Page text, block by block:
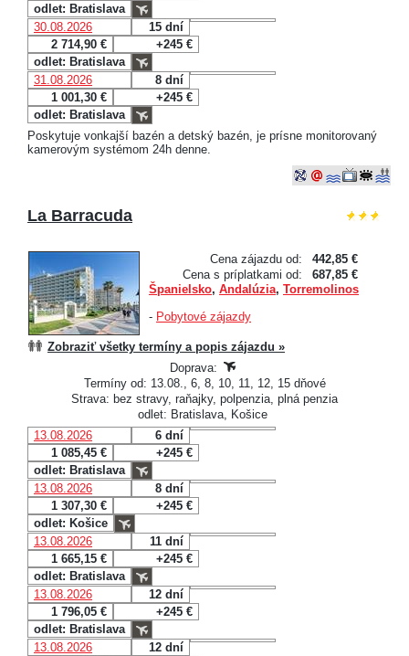
odlet: Bratislava
30.08.2026
15 dní
2 714,90 €
+245 €
odlet: Bratislava
31.08.2026
8 dní
1 001,30 €
+245 €
odlet: Bratislava
Poskytuje vonkajší bazén a detský bazén, je prísne monitorovaný
kamerovým systémom 24h denne.
La Barracuda
Cena zájazdu od:
442,85 €
Cena s príplatkami od:
687,85 €
Španielsko, Andalúzia, Torremolinos
- Pobytové zájazdy
Zobraziť všetky termíny a popis zájazdu »
Doprava:
Termíny od: 13.08., 6, 8, 10, 11, 12, 15 dňové
Strava: bez stravy, raňajky, polpenzia, plná penzia
odlet: Bratislava, Košice
13.08.2026
6 dní
1 085,45 €
+245 €
odlet: Bratislava
13.08.2026
8 dní
1 307,30 €
+245 €
odlet: Košice
13.08.2026
11 dní
1 665,15 €
+245 €
odlet: Bratislava
13.08.2026
12 dní
1 796,05 €
+245 €
odlet: Bratislava
13.08.2026
12 dní